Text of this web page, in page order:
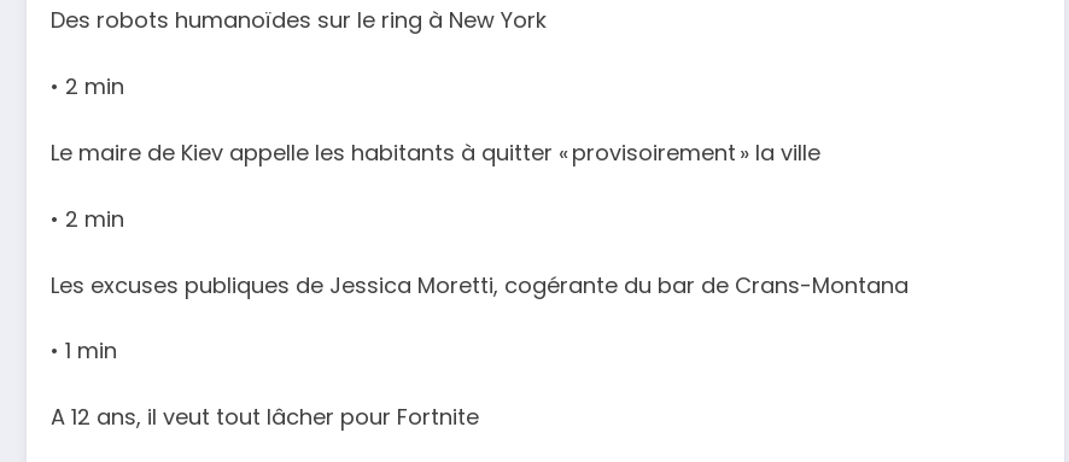
Des robots humanoïdes sur le ring à New York
• 2 min
Le maire de Kiev appelle les habitants à quitter « provisoirement » la ville
• 2 min
Les excuses publiques de Jessica Moretti, cogérante du bar de Crans-Montana
• 1 min
A 12 ans, il veut tout lâcher pour Fortnite